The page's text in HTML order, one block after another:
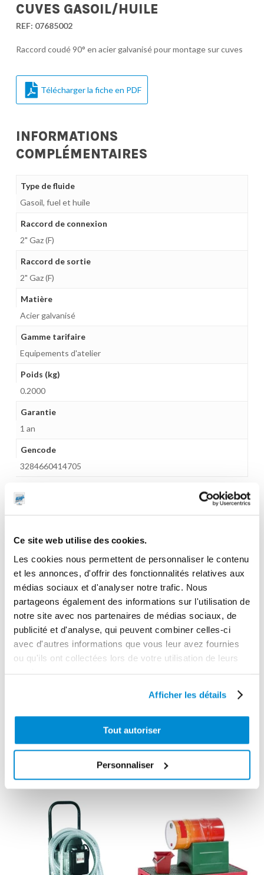
Ce site web utilise des cookies.
Les cookies nous permettent de personnaliser le contenu
et les annonces, d'offrir des fonctionnalités relatives aux
médias sociaux et d'analyser notre trafic. Nous
partageons également des informations sur l'utilisation de
notre site avec nos partenaires de médias sociaux, de
publicité et d'analyse, qui peuvent combiner celles-ci
avec d'autres informations que vous leur avez fournies
ou qu'ils ont collectées lors de votre utilisation de leurs
Afficher les détails
Tout autoriser
Personnaliser
CUVES GASOIL/HUILE
REF: 07685002
Raccord coudé 90° en acier galvanisé pour montage sur cuves
Télécharger la fiche en PDF
INFORMATIONS
COMPLÉMENTAIRES
Type de fluide
Gasoil, fuel et huile
Raccord de connexion
2" Gaz (F)
Raccord de sortie
2" Gaz (F)
Matière
Acier galvanisé
Gamme tarifaire
Equipements d'atelier
Poids (kg)
0.2000
Garantie
1 an
Gencode
3284660414705
INTERESSER
gasoil/fuel
enrouleur huile
1,5 m 3/4″ Gaz